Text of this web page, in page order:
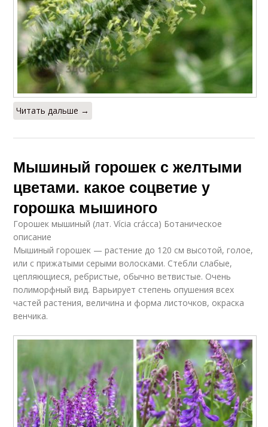
Читать дальше →
Мышиный горошек с желтыми
цветами. какое соцветие у
горошка мышиного
Горошек мышиный (лат. Vícia crácca) Ботаническое
описание
Мышиный горошек — растение до 120 см высотой, голое,
или с прижатыми серыми волосками. Стебли слабые,
цепляющиеся, ребристые, обычно ветвистые. Очень
полиморфный вид. Варьирует степень опушения всех
частей растения, величина и форма листочков, окраска
венчика.